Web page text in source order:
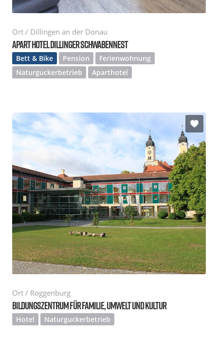
Ort / Dillingen an der Donau
APART HOTEL DILLINGER SCHWABENNEST
Bett & Bike Pension
Ferienwohnung
Naturguckerbetrieb
Aparthotel
Ort / Roggenburg
BILDUNGSZENTRUM FÜR FAMILIE, UMWELT UND KULTUR
Hotel Naturguckerbetrieb